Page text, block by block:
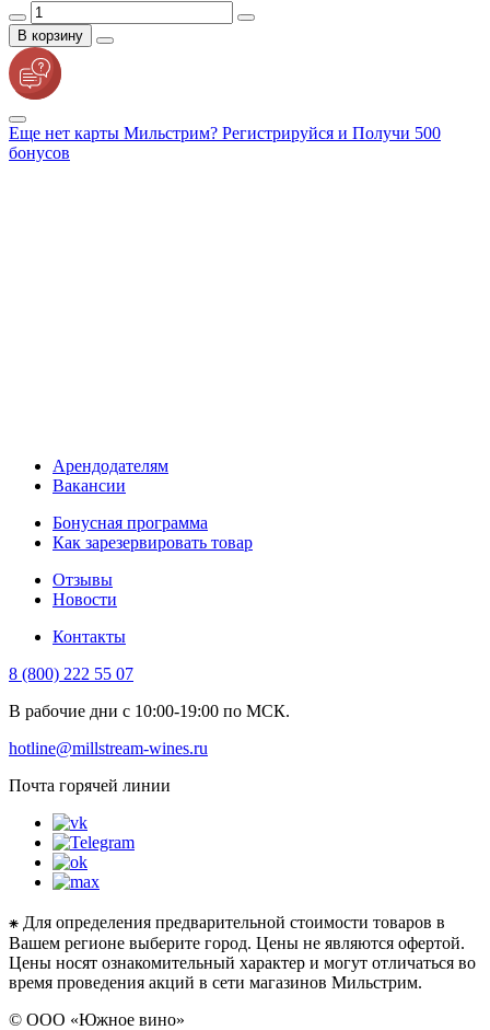
В корзину
Еще нет карты Мильстрим? Регистрируйся и Получи 500
бонусов
Арендодателям
Вакансии
Бонусная программа
Как зарезервировать товар
Отзывы
Новости
Контакты
8 (800) 222 55 07
В рабочие дни с 10:00-19:00 по МСК.
hotline@millstream-wines.ru
Почта горячей линии
⁕ Для определения предварительной стоимости товаров в
Вашем регионе выберите город. Цены не являются офертой.
Цены носят ознакомительный характер и могут отличаться во
время проведения акций в сети магазинов Мильстрим.
© ООО «Южное вино»